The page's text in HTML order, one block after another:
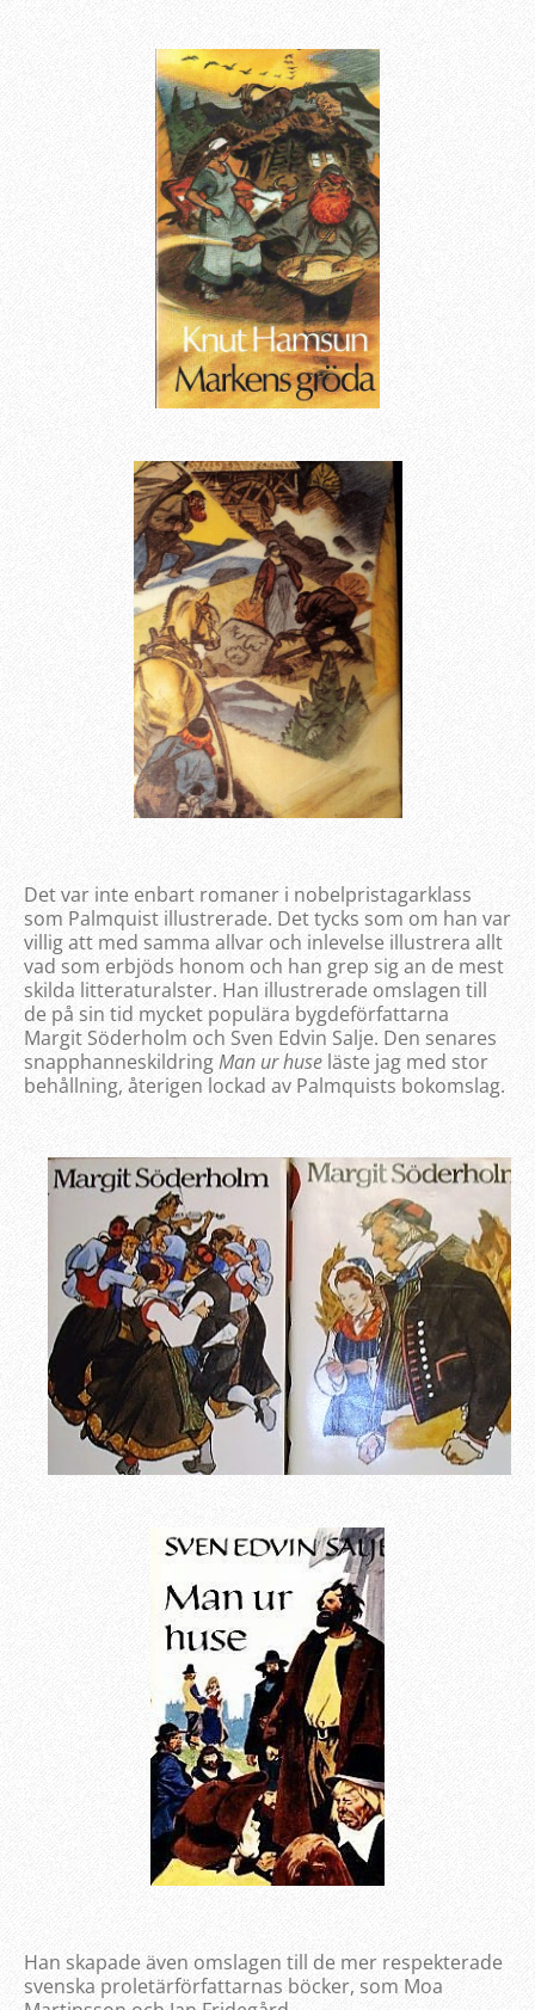
Det var inte enbart romaner i nobelpristagarklass
som Palmquist illustrerade. Det tycks som om han var
villig att med samma allvar och inlevelse illustrera allt
vad som erbjöds honom och han grep sig an de mest
skilda litteraturalster. Han illustrerade omslagen till
de på sin tid mycket populära bygdeförfattarna
Margit Söderholm och Sven Edvin Salje. Den senares
snapphanneskildringMan ur huse läste jag med stor
behållning, återigen lockad av Palmquists bokomslag.
Han skapade även omslagen till de mer respekterade
svenska proletärförfattarnas böcker, som Moa